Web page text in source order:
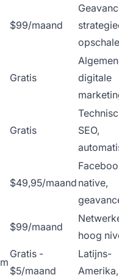
$99/maand
Gratis
digitale
Gratis
SEO,
$49,95/maand native,
$99/maand
hoog
Gratis -
$5/maand
Latijns-